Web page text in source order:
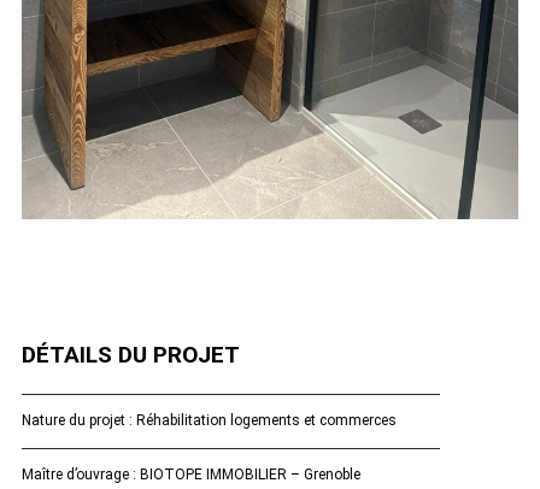
DÉTAILS DU PROJET
Nature du projet : Réhabilitation logements et commerces
Maître d’ouvrage : BIOTOPE IMMOBILIER – Grenoble